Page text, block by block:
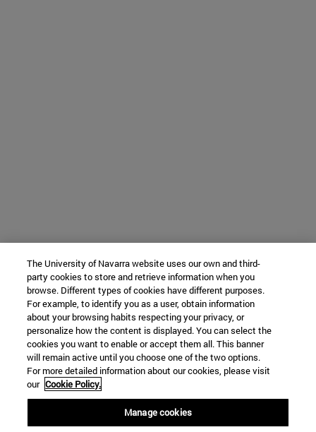
The University of Navarra website uses our own and third-
party cookies to store and retrieve information when you
browse. Different types of cookies have different purposes.
For example, to identify you as a user, obtain information
about your browsing habits respecting your privacy, or
personalize how the content is displayed. You can select the
cookies you want to enable or accept them all. This banner
will remain active until you choose one of the two options.
For more detailed information about our cookies, please visit
our Cookie Policy.
Manage cookies